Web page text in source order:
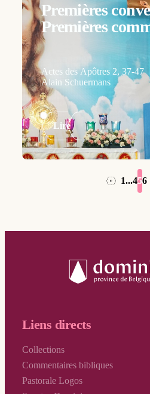
Premières
Premières
Actes des Apôtres 2, 37-47
Alain Schuermans
Lire
← 1...456
Liens directs
Collections
Commentaires bibliques
Pastorale Logos